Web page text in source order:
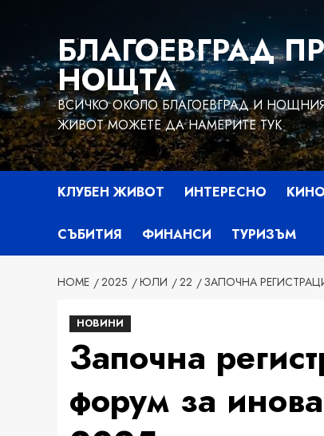
БЛАГОЕВГРАД
НОЩТА
ВСИЧКО ОКОЛО БЛАГОЕВГРАД И
ЖИВОТ МОЖЕТЕ ДА НАМЕРИТЕ ТУК
КЛУБЕН ЖИВОТ ИНТЕРЕСНО
СЪБИТИЯ ФИНАНСИ ТУРИЗЪМ
HOME 2025 ЮЛИ 22 ЗАПОЧНА
НОВИНИ
Започна
форум за